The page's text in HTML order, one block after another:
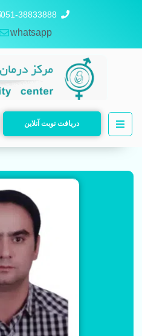
051-38833888
whatsapp
دریافت نوبت آنلاین